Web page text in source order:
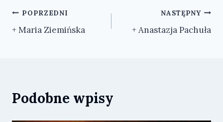
Nawigacja
wpisu
POPRZEDNI
+ Maria Ziemińska
NASTĘPNY
+ Anastazja Pachuła
Podobne wpisy